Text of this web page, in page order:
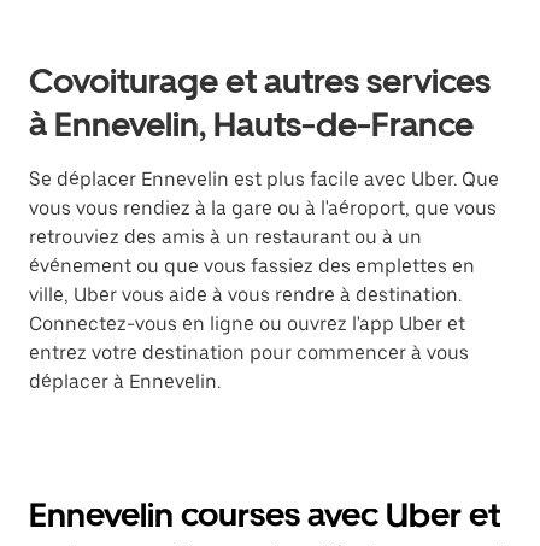
Covoiturage et autres services
à Ennevelin, Hauts-de-France
Se déplacer Ennevelin est plus facile avec Uber. Que
vous vous rendiez à la gare ou à l'aéroport, que vous
retrouviez des amis à un restaurant ou à un
événement ou que vous fassiez des emplettes en
ville, Uber vous aide à vous rendre à destination.
Connectez-vous en ligne ou ouvrez l'app Uber et
entrez votre destination pour commencer à vous
déplacer à Ennevelin.
Ennevelin courses avec Uber et